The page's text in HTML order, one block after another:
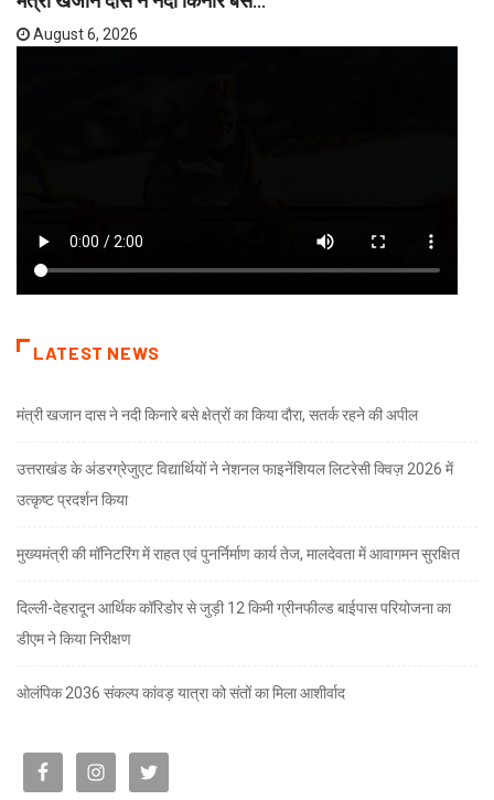
August 6, 2026
LATEST NEWS
मंत्री खजान दास ने नदी किनारे बसे क्षेत्रों का किया दौरा, सतर्क रहने की अपील
उत्तराखंड के अंडरग्रेजुएट विद्यार्थियों ने नेशनल फाइनेंशियल लिटरेसी क्विज़ 2026 में
उत्कृष्ट प्रदर्शन किया
मुख्यमंत्री की मॉनिटरिंग में राहत एवं पुनर्निर्माण कार्य तेज, मालदेवता में आवागमन सुरक्षित
दिल्ली-देहरादून आर्थिक कॉरिडोर से जुड़ी 12 किमी ग्रीनफील्ड बाईपास परियोजना का
डीएम ने किया निरीक्षण
ओलंपिक 2036 संकल्प कांवड़ यात्रा को संतों का मिला आशीर्वाद